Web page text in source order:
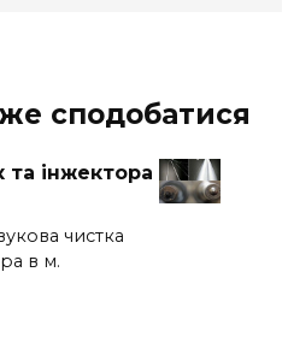
сподобатися
інжектора
чистка
в м.